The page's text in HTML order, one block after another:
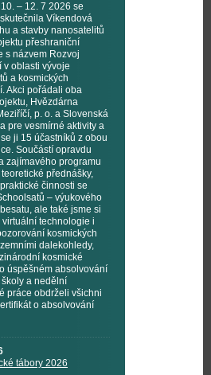
– 12. 7 2026 se
Víkendová
a stavby nanosatelitů
přeshraniční
s názvem Rozvoj
v oblasti vývoje
a kosmických
Akci pořádali oba
Hvězdárna
p. o. a Slovenská
pre vesmírné aktivity a
ji 15 účastníků z obou
Součástí opravdu
zajímavého programu
přednášky,
činnosti se
– výukového
ale také jsme si
technologie i
kosmických
dalekohledy,
kosmické
úspěšném absolvování
a nedělní
práce obdrželi všichni
o absolvování
tábory 2026